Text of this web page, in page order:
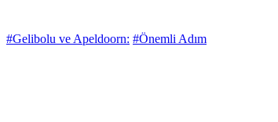
#Gelibolu ve Apeldoorn: #Önemli Adım